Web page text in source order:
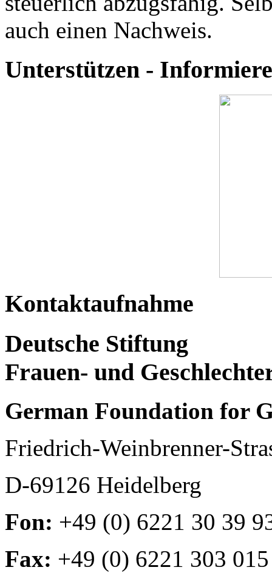
auch einen Nachweis.
Unterstützen -
Kontaktaufnahme
Deutsche Stiftung
Frauen- und
German Foundation for
Friedrich-Weinbrenner-
D-69126 Heidelberg
Fon: +49 (0) 6221 30 39
Fax: +49 (0) 6221 303 015